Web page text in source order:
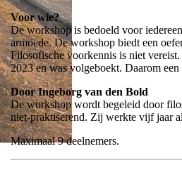
Voor wie?
De workshop is bedoeld voor
armoede. De workshop biedt een
Filosofische voorkennis is niet
2023 en was volgeboekt. Daarom
Door Ingeborg van den Bold
De workshop wordt begeleid door
niet-praktiserend. Zij werkte vijf jaar
Maximaal 9 deelnemers.